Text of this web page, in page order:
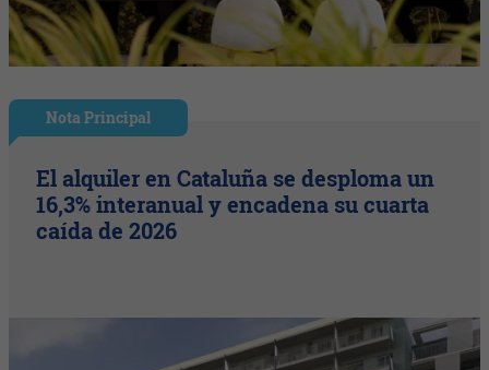
Nota Principal
El alquiler en Cataluña se desploma un
16,3% interanual y encadena su cuarta
caída de 2026